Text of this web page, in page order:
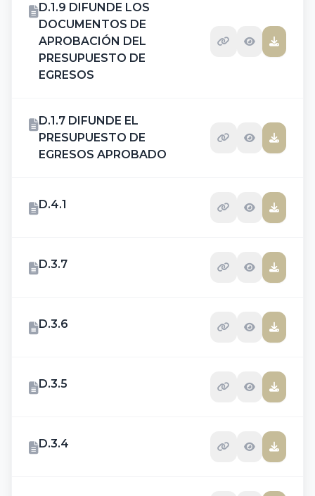
D.1.9 DIFUNDE LOS
DOCUMENTOS DE
APROBACIÓN DEL
PRESUPUESTO DE
EGRESOS
D.1.7 DIFUNDE EL
PRESUPUESTO DE
EGRESOS APROBADO
D.4.1
D.3.7
D.3.6
D.3.5
D.3.4